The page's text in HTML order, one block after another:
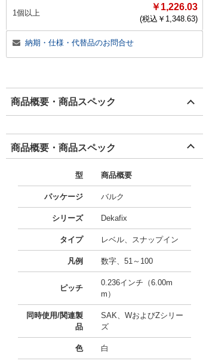
1個以上
￥1,226.03
(税込￥ 1,348.63)
納期・仕様・代替品のお問合せ
商品概要・商品スペック
商品概要・商品スペック
型 商品概要
パッケージ バルク
シリーズ Dekafix
タイプ レベル、スナップイン
凡例 数字、51～100
ピッチ
0.236インチ（6.00m
m）
同時使用/関連製
品
SAK、WおよびZシリー
ズ
色 白